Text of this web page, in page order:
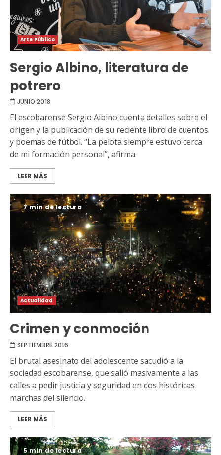
Arte Público
Sergio Albino, literatura de
potrero
JUNIO 2018
El escobarense Sergio Albino cuenta detalles sobre el
origen y la publicación de su reciente libro de cuentos
y poemas de fútbol. “La pelota siempre estuvo cerca
de mi formación personal”, afirma.
LEER MÁS
7 min de lectura
Actualidad
Crimen y conmoción
SEPTIEMBRE 2016
El brutal asesinato del adolescente sacudió a la
sociedad escobarense, que salió masivamente a las
calles a pedir justicia y seguridad en dos históricas
marchas del silencio.
LEER MÁS
5 min de lectura